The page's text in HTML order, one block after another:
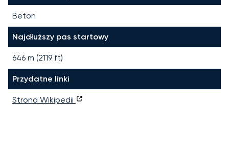
Beton
Najdłuższy pas startowy
646 m (2119 ft)
Przydatne linki
Strona Wikipedii